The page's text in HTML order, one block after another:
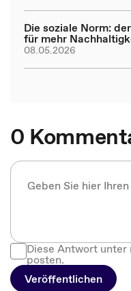
Die soziale Norm:
für mehr
08.05.2026
0
Diese Antwort unter
posten.
Veröffentlichen